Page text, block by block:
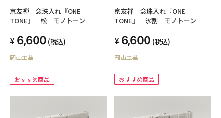
京友禅 念珠入れ『ONE
TONE』 松 モノトーン
6,600 (税込)
岡山工芸
おすすめ商品
京友禅 念珠入れ『ONE
TONE』 氷割 モノトーン
6,600 (税込)
岡山工芸
おすすめ商品